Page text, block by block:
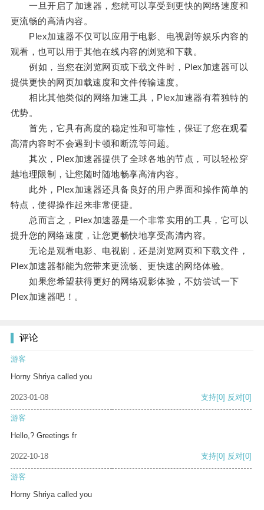
一旦开启了加速器，您就可以享受到更快的网络速度和
更流畅的高清内容。
Plex加速器不仅可以应用于电影、电视剧等娱乐内容的
观看，也可以用于其他在线内容的浏览和下载。
例如，当您在浏览网页或下载文件时，Plex加速器可以
提供更快的网页加载速度和文件传输速度。
相比其他类似的网络加速工具，Plex加速器有着独特的
优势。
首先，它具有高度的稳定性和可靠性，保证了您在观看
高清内容时不会遇到卡顿和断流等问题。
其次，Plex加速器提供了全球各地的节点，可以轻松穿
越地理限制，让您随时随地畅享高清内容。
此外，Plex加速器还具备良好的用户界面和操作简单的
特点，使得操作起来非常便捷。
总而言之，Plex加速器是一个非常实用的工具，它可以
提升您的网络速度，让您更畅快地享受高清内容。
无论是观看电影、电视剧，还是浏览网页和下载文件，
Plex加速器都能为您带来更流畅、更快速的网络体验。
如果您希望获得更好的网络观影体验，不妨尝试一下
Plex加速器吧！。
评论
游客
Horny Shriya called you
2023-01-08 支持[0] 反对[0]
游客
Hello,? Greetings fr
2022-10-18 支持[0] 反对[0]
游客
Horny Shriya called you